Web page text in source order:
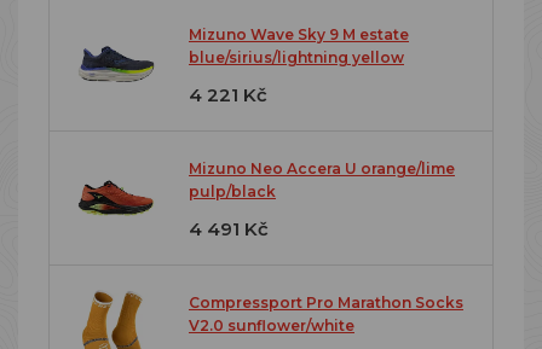
Mizuno Wave Sky 9 M estate
blue/sirius/lightning yellow
4 221 Kč
Mizuno Neo Accera U orange/lime
pulp/black
4 491 Kč
Compressport Pro Marathon Socks
V2.0 sunflower/white